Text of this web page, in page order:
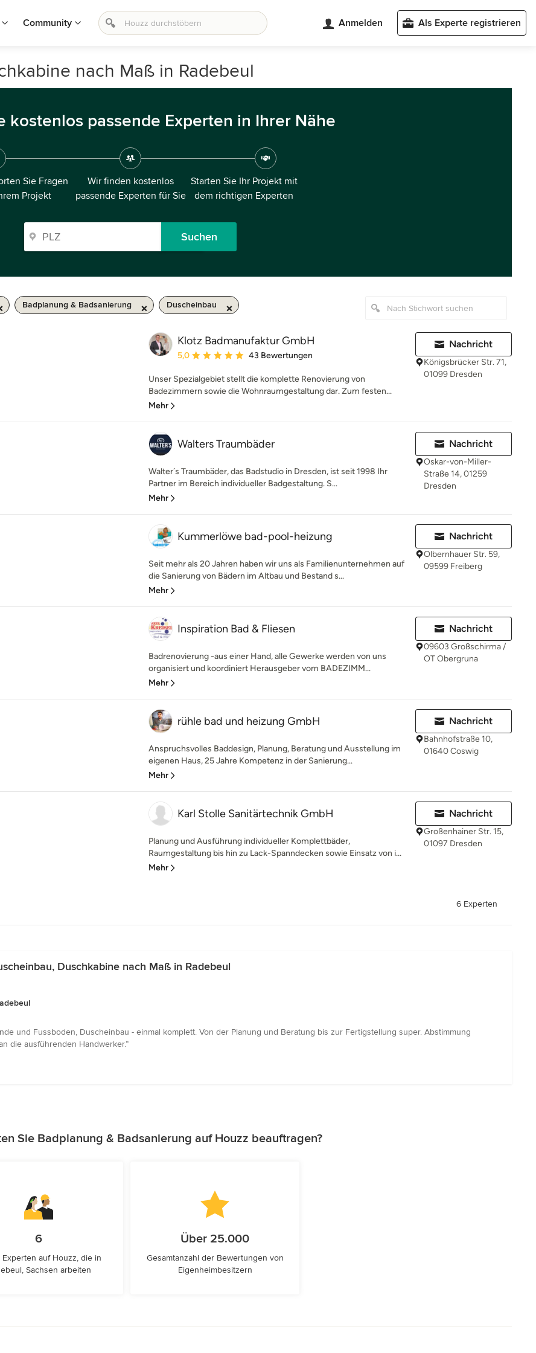
Community Anmelden Als Experte registrieren
nach Maß in Radebeul
kostenlos passende Experten in Ihrer Nähe
Sie Fragen
Projekt
Wir finden kostenlos
passende Experten für Sie
Starten Sie Ihr Projekt mit
dem richtigen Experten
Suchen
Badplanung & Badsanierung Duscheinbau
Klotz Badmanufaktur GmbH
Durchschnittliche Bewertung: 5 von 5 Sternen
5,0 43 Bewertungen
Unser Spezialgebiet stellt die komplette Renovierung von
Badezimmern sowie die Wohnraumgestaltung dar. Zum festen...
Mehr
Nachricht
Königsbrücker Str. 71,
01099 Dresden
Walters Traumbäder
Walter´s Traumbäder, das Badstudio in Dresden, ist seit 1998 Ihr
Partner im Bereich individueller Badgestaltung. S...
Mehr
Nachricht
Oskar-von-Miller-
Straße 14, 01259
Dresden
Kummerlöwe bad-pool-heizung
Seit mehr als 20 Jahren haben wir uns als Familienunternehmen auf
die Sanierung von Bädern im Altbau und Bestand s...
Mehr
Nachricht
Olbernhauer Str. 59,
09599 Freiberg
Inspiration Bad & Fliesen
Badrenovierung -aus einer Hand, alle Gewerke werden von uns
organisiert und koordiniert Herausgeber vom BADEZIMM...
Mehr
Nachricht
09603 Großschirma /
OT Obergruna
rühle bad und heizung GmbH
Anspruchsvolles Baddesign, Planung, Beratung und Ausstellung im
eigenen Haus, 25 Jahre Kompetenz in der Sanierung...
Mehr
Nachricht
Bahnhofstraße 10,
01640 Coswig
Karl Stolle Sanitärtechnik GmbH
Planung und Ausführung individueller Komplettbäder,
Raumgestaltung bis hin zu Lack-Spanndecken sowie Einsatz von i...
Mehr
Nachricht
Großenhainer Str. 15,
01097 Dresden
6 Experten
Duschkabine nach Maß in Radebeul
und Fussboden, Duscheinbau - einmal komplett. Von der Planung und Beratung bis zur Fertigstellung super. Abstimmung
die ausführenden Handwerker.”
Sie Badplanung & Badsanierung auf Houzz beauftragen?
6
Experten auf Houzz, die in
Sachsen arbeiten
Über 25.000
Gesamtanzahl der Bewertungen von
Eigenheimbesitzern